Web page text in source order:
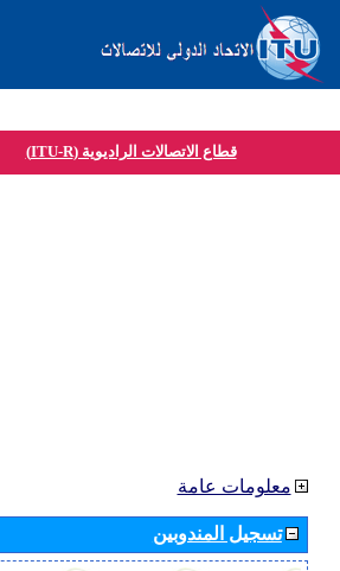
قطاع الاتصالات الراديوية (ITU-R)
معلومات عامة
تسجيل المندوبين